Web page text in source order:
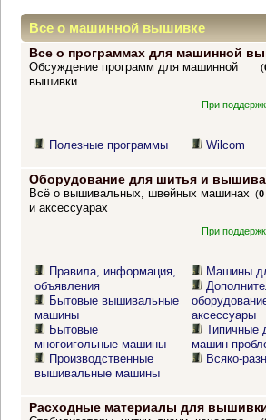
Все о машинной вышивке
Все о программах для машинной
(
Обсуждение программ для машинной
вышивки
При
Полезные программы Wilcom
Оборудование для шитья и
(0
Всё о вышивальных, швейных машинах
и аксессуарах
При
Правила, информация,
объявления
Бытовые вышивальные
машины
Бытовые
многоигольные машины
Производственные
вышивальные машины
Машины
аксессуары
Типичные
машин
Всяко-
Расходные материалы для